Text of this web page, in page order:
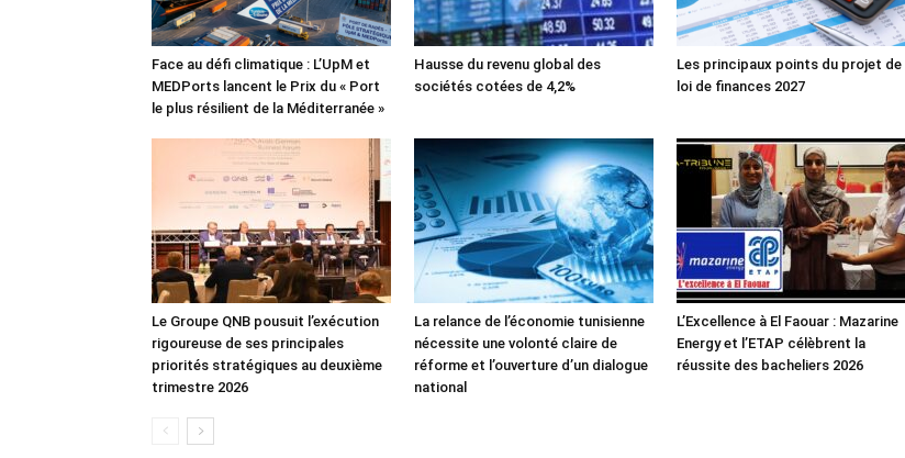
Face au défi climatique : L’UpM et
MEDPorts lancent le Prix du « Port
le plus résilient de la Méditerranée »
Hausse du revenu global des
sociétés cotées de 4,2%
Les principaux points du projet de
loi de finances 2027
Le Groupe QNB pousuit l’exécution
rigoureuse de ses principales
priorités stratégiques au deuxième
trimestre 2026
La relance de l’économie tunisienne
nécessite une volonté claire de
réforme et l’ouverture d’un dialogue
national
L’Excellence à El Faouar : Mazarine
Energy et l’ETAP célèbrent la
réussite des bacheliers 2026